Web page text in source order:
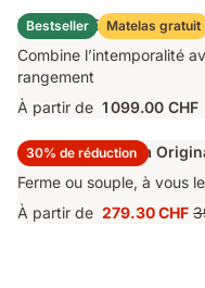
749.40 CHF
1
Bestseller Matelas gratuit
Lit Coffre Emma Original
Combine l’intemporalité
rangement
À partir de 1 099.00 CHF
30% de réduction
Surmatelas Emma
Ferme ou souple, à vous
À partir de Prix
279.30 CHF